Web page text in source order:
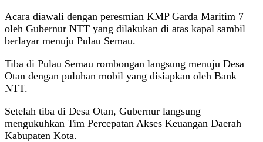
Acara diawali dengan peresmian KMP Garda Maritim 7
oleh Gubernur NTT yang dilakukan di atas kapal sambil
berlayar menuju Pulau Semau.
Tiba di Pulau Semau rombongan langsung menuju Desa
Otan dengan puluhan mobil yang disiapkan oleh Bank
NTT.
Setelah tiba di Desa Otan, Gubernur langsung
mengukuhkan Tim Percepatan Akses Keuangan Daerah
Kabupaten Kota.